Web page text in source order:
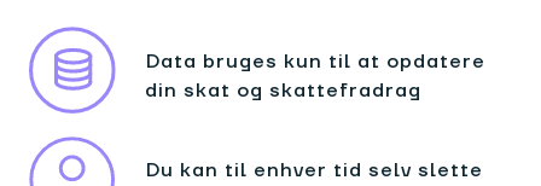
Data bruges kun til at opdatere
din skat og skattefradrag
Du kan til enhver tid selv slette